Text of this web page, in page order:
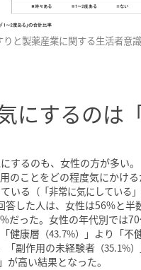
りと製薬産業に関する生活者意
にするのは
するのも、女性の方が多い
のことをどの程度気にかけ
いる （「非常に気にしている
答した人は、女性は56%と半
だった。女性の年代別では
健康層 （43.7%） 」より「不
「副作用の未経験者 （35.1%）
」が高い結果となった。